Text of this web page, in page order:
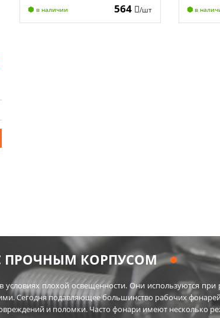
в наличии 564 /шт в
ПРОЧНЫМ КОРПУСОМ
плохой освещенности. Они используются
Сегодня подавляющее большинство рабочих
и поломки. Часто фонари имеют несколько